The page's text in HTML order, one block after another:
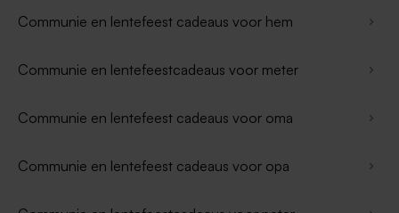
Communie en lentefeest cadeaus voor hem
Communie en lentefeestcadeaus voor meter
Communie en lentefeest cadeaus voor oma
Communie en lentefeest cadeaus voor opa